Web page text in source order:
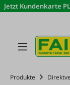
Zum
Jetzt Kundenkarte
Produkte